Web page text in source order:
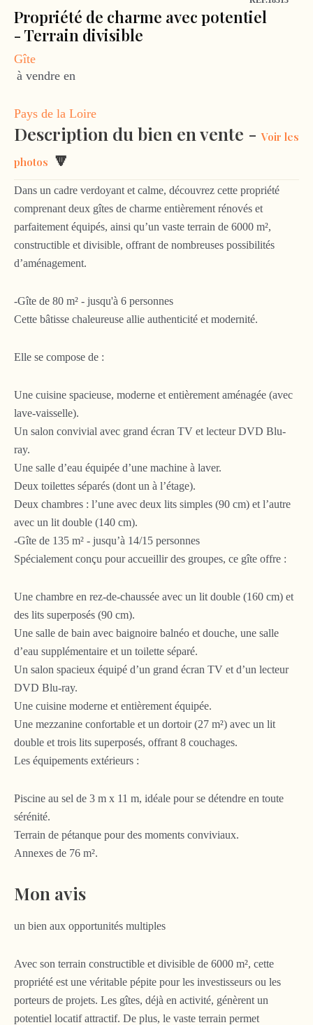
Propriété de charme avec potentiel
- Terrain divisible
Gîte
à vendre en
Pays de la Loire
Description du bien en vente -Voir les
photos 🔽
Dans un cadre verdoyant et calme, découvrez cette propriété
comprenant deux gîtes de charme entièrement rénovés et
parfaitement équipés, ainsi qu’un vaste terrain de 6000 m²,
constructible et divisible, offrant de nombreuses possibilités
d’aménagement.
-Gîte de 80 m² - jusqu'à 6 personnes
Cette bâtisse chaleureuse allie authenticité et modernité.
Elle se compose de :
Une cuisine spacieuse, moderne et entièrement aménagée (avec
lave-vaisselle).
Un salon convivial avec grand écran TV et lecteur DVD Blu-
ray.
Une salle d’eau équipée d’une machine à laver.
Deux toilettes séparés (dont un à l’étage).
Deux chambres : l’une avec deux lits simples (90 cm) et l’autre
avec un lit double (140 cm).
-Gîte de 135 m² - jusqu’à 14/15 personnes
Spécialement conçu pour accueillir des groupes, ce gîte offre :
Une chambre en rez-de-chaussée avec un lit double (160 cm) et
des lits superposés (90 cm).
Une salle de bain avec baignoire balnéo et douche, une salle
d’eau supplémentaire et un toilette séparé.
Un salon spacieux équipé d’un grand écran TV et d’un lecteur
DVD Blu-ray.
Une cuisine moderne et entièrement équipée.
Une mezzanine confortable et un dortoir (27 m²) avec un lit
double et trois lits superposés, offrant 8 couchages.
Les équipements extérieurs :
Piscine au sel de 3 m x 11 m, idéale pour se détendre en toute
sérénité.
Terrain de pétanque pour des moments conviviaux.
Annexes de 76 m².
Mon avis
un bien aux opportunités multiples
Avec son terrain constructible et divisible de 6000 m², cette
propriété est une véritable pépite pour les investisseurs ou les
porteurs de projets. Les gîtes, déjà en activité, génèrent un
potentiel locatif attractif. De plus, le vaste terrain permet